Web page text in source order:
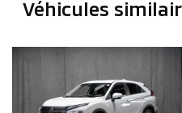
Véhicules